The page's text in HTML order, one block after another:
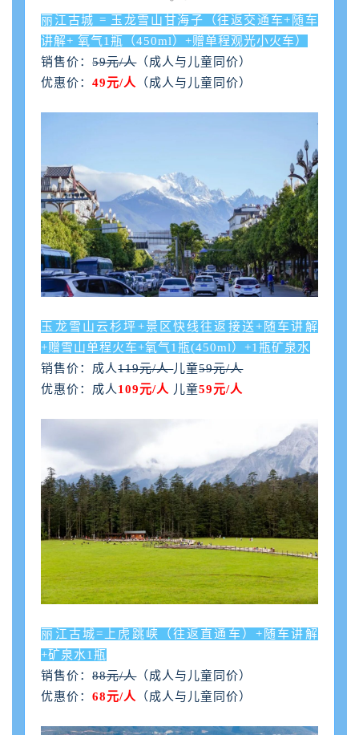
丽江古城 = 玉龙雪山甘海子（往返交通车+随车
讲解+ 氧气1瓶（450ml）+赠单程观光小火车）
销售价：59元/人（成人与儿童同价）
优惠价：49元/人 （成人与儿童同价）
玉龙雪山云杉坪+景区快线往返接送+随车讲解
+赠雪山单程火车+氧气1瓶(450ml）+1瓶矿泉水
销售价： 成人119元/人儿童59元/人
优惠价：成人109元/人 儿童59元/人
丽江古城=上虎跳峡（往返直通车）+随车讲解
+矿泉水1瓶
销售价：88元/人（成人与儿童同价）
优惠价：68元/人 （成人与儿童同价）